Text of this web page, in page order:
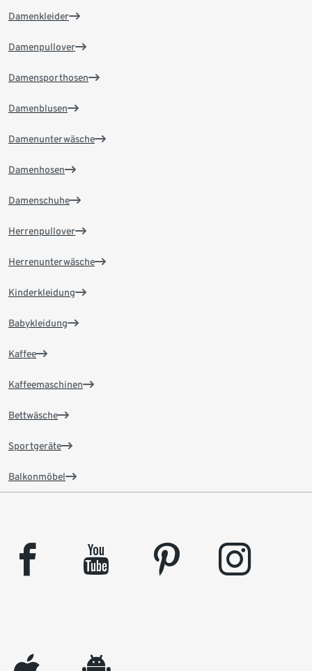
Damenkleider
Damenpullover
Damensporthosen
Damenblusen
Damenunterwäsche
Damenhosen
Damenschuhe
Herrenpullover
Herrenunterwäsche
Kinderkleidung
Babykleidung
Kaffee
Kaffeemaschinen
Bettwäsche
Sportgeräte
Balkonmöbel
facebook youtube pinterest instagram